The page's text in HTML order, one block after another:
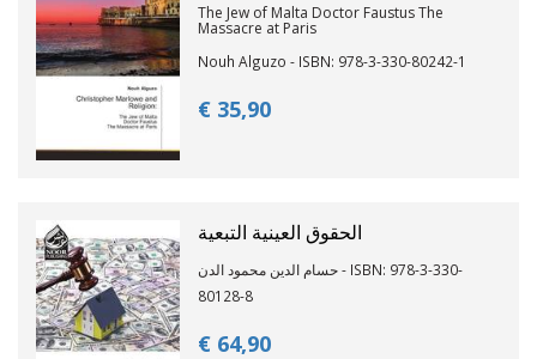
The Jew of Malta Doctor Faustus The
Massacre at Paris
Nouh Alguzo - ISBN: 978-3-330-80242-1
€ 35,90
الحقوق العينية التبعية
حسام الدين محمود الدن - ISBN: 978-3-330-
80128-8
€ 64,90